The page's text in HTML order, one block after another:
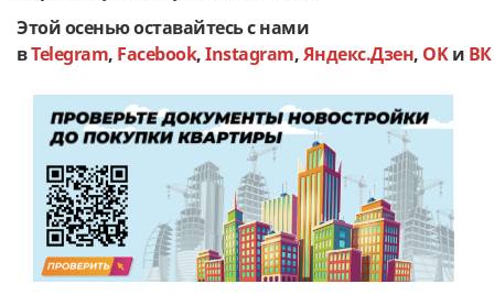
Этой осенью оставайтесь с нами
вTelegram, Facebook,Instagram,Яндекс.Дзен, OKи ВК